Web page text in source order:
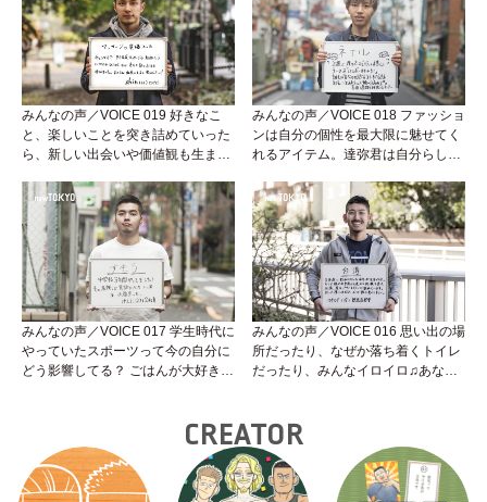
みんなの声／VOICE 019 好きなこ
と、楽しいことを突き詰めていった
ら、新しい出会いや価値観も生まれ
ね！
みんなの声／VOICE 018 ファッショ
ンは自分の個性を最大限に魅せてく
れるアイテム。達弥君は自分らしく
みんなの声／VOICE 017 学生時代に
やっていたスポーツって今の自分に
どう影響してる？ ごはんが大好きな
みんなの声／VOICE 016 思い出の場
所だったり、なぜか落ち着くトイレ
だったり、みんなイロイロ♫あなた
CREATOR